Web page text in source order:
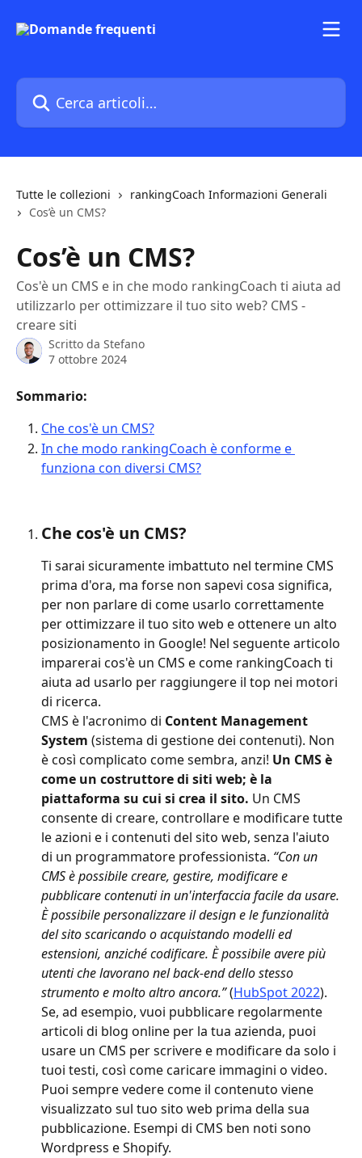
Cerca articoli…
Tutte le collezioni
rankingCoach Informazioni Generali
Cos’è un CMS?
Cos’è un CMS?
Cos'è un CMS e in che modo rankingCoach ti aiuta ad
utilizzarlo per ottimizzare il tuo sito web? CMS -
creare siti
Scritto da Stefano
7 ottobre 2024
Sommario:
Che cos'è un CMS?
In che modo rankingCoach è conforme e
funziona con diversi CMS?
Che cos'è un CMS?
Ti sarai sicuramente imbattuto nel termine CMS
prima d'ora, ma forse non sapevi cosa significa,
per non parlare di come usarlo correttamente
per ottimizzare il tuo sito web e ottenere un alto
posizionamento in Google! Nel seguente articolo
imparerai cos'è un CMS e come rankingCoach ti
aiuta ad usarlo per raggiungere il top nei motori
di ricerca.
CMS è l'acronimo di Content Management
System (sistema di gestione dei contenuti). Non
è così complicato come sembra, anzi! Un CMS è
come un costruttore di siti web; è la
piattaforma su cui si crea il sito. Un CMS
consente di creare, controllare e modificare tutte
le azioni e i contenuti del sito web, senza l'aiuto
di un programmatore professionista. “Con un
CMS è possibile creare, gestire, modificare e
pubblicare contenuti in un'interfaccia facile da usare.
È possibile personalizzare il design e le funzionalità
del sito scaricando o acquistando modelli ed
estensioni, anziché codificare. È possibile avere più
utenti che lavorano nel back-end dello stesso
strumento e molto altro ancora.” (HubSpot 2022).
Se, ad esempio, vuoi pubblicare regolarmente
articoli di blog online per la tua azienda, puoi
usare un CMS per scrivere e modificare da solo i
tuoi testi, così come caricare immagini o video.
Puoi sempre vedere come il contenuto viene
visualizzato sul tuo sito web prima della sua
pubblicazione. Esempi di CMS ben noti sono
Wordpress e Shopify.